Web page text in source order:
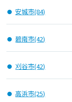
安城市(84)
碧南市(42)
刈谷市(42)
高浜市(25)